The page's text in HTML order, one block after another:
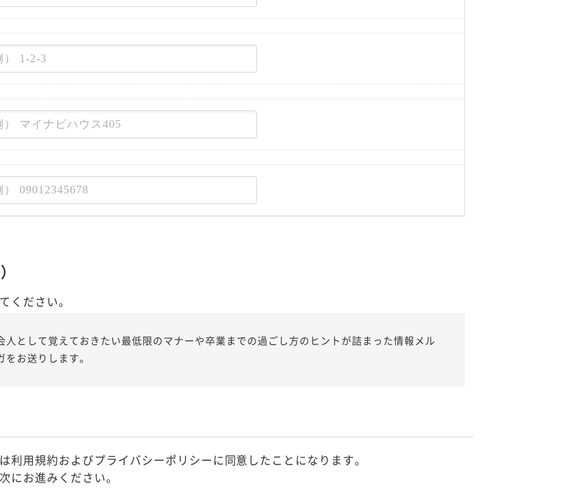
ください。
人として覚えておきたい最低限のマナーや卒業までの過ごし方のヒントが詰まった情報メル
をお送りします。
利用規約およびプライバシーポリシーに同意したことになります。
にお進みください。